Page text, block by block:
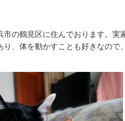
の鶴見区に住んでおります。
、体を動かすことも好きなので